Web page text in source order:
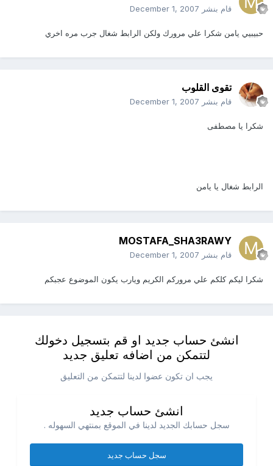
قام بنشر December 1, 2007
حبيبيي يامن شكرا علي مرورك ولكن الرابط شغال جرب مره اخري
تقوى القلوب
قام بنشر December 1, 2007
شكرا يا مصطفى
الرابط شغال يا يامن
MOSTAFA_SHA3RAWY
قام بنشر December 1, 2007
شكرا ليكم كلكم علي مروركم الكريم ويارب يكون الموضوع عجبكم
انشئ حساب جديد او قم بتسجيل دخولك
لتتمكن من اضافه تعليق جديد
يجب ان تكون عضوا لدينا لتتمكن من التعليق
انشئ حساب جديد
سجل حسابك الجديد لدينا في الموقع بمنتهي السهوله .
سجل حساب جديد